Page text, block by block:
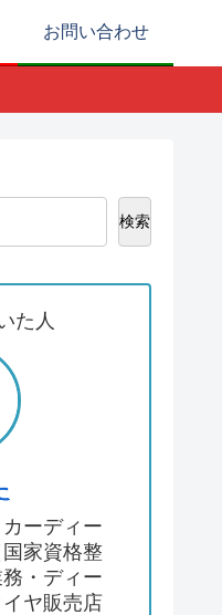
お問い合わせ
検索
た人
ーディー
家資格整
・ディー
ヤ販売店